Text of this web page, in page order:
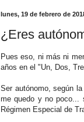
lunes, 19 de febrero de
¿Eres
Pues eso, ni más ni
años en el "Un, Dos,
Ser autónomo, según
me quedo y no poco...
Régimen Especial de